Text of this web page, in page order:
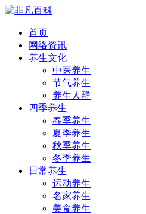
首页
网络资讯
养生文化
中医养生
节气养生
养生人群
四季养生
春季养生
夏季养生
秋季养生
冬季养生
日常养生
运动养生
名家养生
美食养生